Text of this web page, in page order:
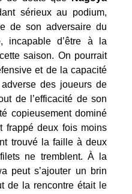
sérieux au podium,
de son adversaire du
, incapable d’être à la
saison. On pourrait
et de la capacité
des joueurs de
de l’efficacité de son
copieusement dominé
frappé deux fois moins
trouvé la faille à deux
ne tremblent. À la
peut s’ajouter un brin
de la rencontre était le